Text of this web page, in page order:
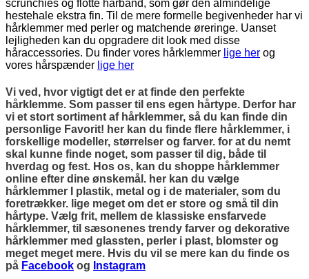
scrunchies og flotte hårbånd, som gør den almindelige
hestehale ekstra fin. Til de mere formelle begivenheder har vi
hårklemmer med perler og matchende øreringe. Uanset
lejligheden kan du opgradere dit look med disse
håraccessories. Du finder vores hårklemmer lige her og
vores hårspænder lige her
Vi ved, hvor vigtigt det er at finde den perfekte
hårklemme. Som passer til ens egen hårtype. Derfor har
vi et stort sortiment af hårklemmer, så du kan finde din
personlige Favorit! her kan du finde flere hårklemmer, i
forskellige modeller, størrelser og farver. for at du nemt
skal kunne finde noget, som passer til dig, både til
hverdag og fest. Hos os, kan du shoppe hårklemmer
online efter dine ønskemål. her kan du vælge
hårklemmer I plastik, metal og i de materialer, som du
foretrækker. lige meget om det er store og små til din
hårtype. Vælg frit, mellem de klassiske ensfarvede
hårklemmer, til sæsonenes trendy farver og dekorative
hårklemmer med glassten, perler i plast, blomster og
meget meget mere. Hvis du vil se mere kan du finde os
på Facebook og Instagram